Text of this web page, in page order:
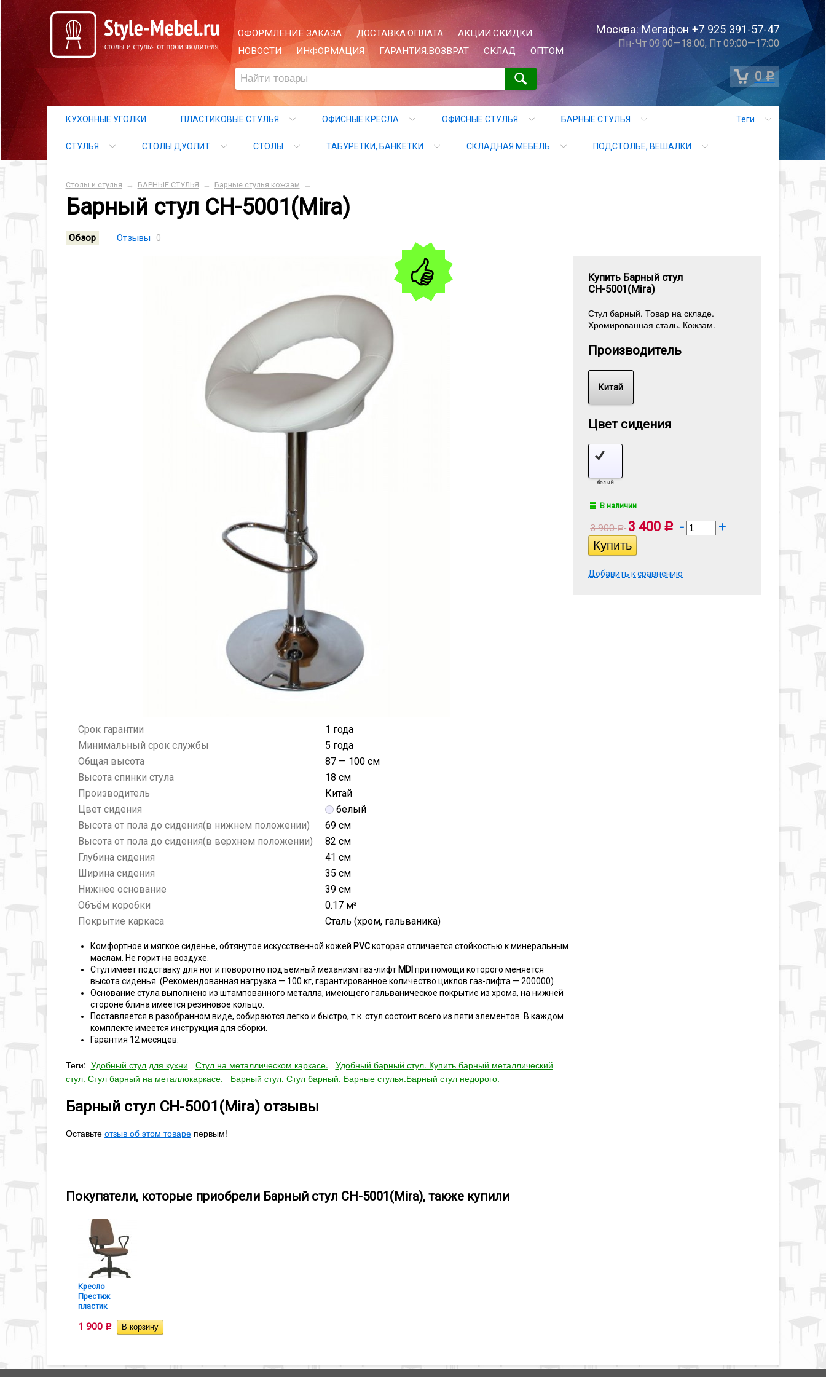
Москва: Мегафон +7 925 391-57-47
Пн-Чт 09:00—18:00, Пт 09:00—17:00
ОФОРМЛЕНИЕ ЗАКАЗА ДОСТАВКА.ОПЛАТА
АКЦИИ.СКИДКИ
НОВОСТИ
ИНФОРМАЦИЯ ГАРАНТИЯ.ВОЗВРАТ СКЛАД ОПТОМ
0Р
Теги
КУХОННЫЕ УГОЛКИ ПЛАСТИКОВЫЕ СТУЛЬЯ ОФИСНЫЕ КРЕСЛА ОФИСНЫЕ СТУЛЬЯ БАРНЫЕ СТУЛЬЯ
СТУЛЬЯ СТОЛЫ ДУОЛИТ СТОЛЫ ТАБУРЕТКИ, БАНКЕТКИ СКЛАДНАЯ МЕБЕЛЬ ПОДСТОЛЬЕ, ВЕШАЛКИ
Столы и стулья → БАРНЫЕ СТУЛЬЯ → Барные стулья кожзам →
Барный стул СН-5001(Mira)
Обзор Отзывы 0
Купить Барный стул
СН-5001(Mira)
Стул барный. Товар на складе.
Хромированная сталь. Кожзам.
Производитель
Китай
Цвет сидения
белый
В наличии
3 900Р 3 400 Р - +
Добавить к сравнению
Срок гарантии
1 года
Минимальный срок службы
5 года
Общая высота
87 — 100 см
Высота спинки стула
18 см
Производитель
Китай
Цвет сидения
белый
Высота от пола до сидения(в нижнем положении)
69 см
Высота от пола до сидения(в верхнем положении)
82 см
Глубина сидения
41 см
Ширина сидения
35 см
Нижнее основание
39 см
Объём коробки
0.17 м³
Покрытие каркаса
Сталь (хром, гальваника)
Комфортное и мягкое сиденье, обтянутое искусственной кожей PVCкоторая отличается стойкостью к минеральным
маслам. Не горит на воздухе.
Стул имеет подставку для ног и поворотно подъемный механизм газ-лифт MDI при помощи которого меняется
высота сиденья. (Рекомендованная нагрузка — 100 кг, гарантированное количество циклов газ-лифта — 200000)
Основание стула выполнено из штампованного металла, имеющего гальваническое покрытие из хрома, на нижней
стороне блина имеется резиновое кольцо.
Поставляется в разобранном виде, собираются легко и быстро, т.к. стул состоит всего из пяти элементов. В каждом
комплекте имеется инструкция для сборки.
Гарантия 12 месяцев.
Теги: Удобный стул для кухни Стул на металлическом каркасе.
Удобный барный стул. Купить барный металлический
стул. Стул барный на металлокаркасе.
Барный стул. Стул барный. Барные стулья.Барный стул недорого.
Барный стул СН-5001(Mira) отзывы
Оставьте отзыв об этом товарепервым!
Покупатели, которые приобрели Барный стул СН-5001(Mira), также купили
Кресло
Престиж
пластик
1 900 Р